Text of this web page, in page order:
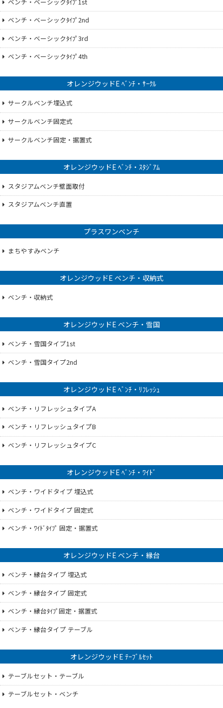
ベンチ・ベーシックﾀｲﾌﾟ2nd
ベンチ・ベーシックﾀｲﾌﾟ3rd
ベンチ・ベーシックﾀｲﾌﾟ4th
オレンジウッドE ﾍﾞﾝﾁ・ｻｰｸﾙ
サークルベンチ埋込式
サークルベンチ固定式
サークルベンチ固定・据置式
オレンジウッドE ﾍﾞﾝﾁ・ｽﾀｼﾞｱﾑ
スタジアムベンチ壁面取付
スタジアムベンチ直置
プラスワンベンチ
まちやすみベンチ
オレンジウッドE ベンチ・収納式
ベンチ・収納式
オレンジウッドE ベンチ・雪国
ベンチ・雪国タイプ1st
ベンチ・雪国タイプ2nd
オレンジウッドE ﾍﾞﾝﾁ・ﾘﾌﾚｯｼｭ
ベンチ・リフレッシュタイプA
ベンチ・リフレッシュタイプB
ベンチ・リフレッシュタイプC
オレンジウッドE ﾍﾞﾝﾁ・ﾜｲﾄﾞ
ベンチ・ワイドタイプ 埋込式
ベンチ・ワイドタイプ 固定式
ベンチ・ﾜｲﾄﾞﾀｲﾌﾟ 固定・据置式
オレンジウッドE ベンチ・縁台
ベンチ・縁台タイプ 埋込式
ベンチ・縁台タイプ 固定式
ベンチ・縁台ﾀｲﾌﾟ固定・据置式
ベンチ・縁台タイプ テーブル
オレンジウッドE ﾃｰﾌﾞﾙｾｯﾄ
テーブルセット・テーブル
テーブルセット・ベンチ